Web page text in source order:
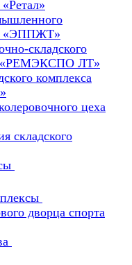
«ЭППЖТ»
складского
«РЕМЭКСПО ЛТ»
комплекса
цеха
складского
дворца спорта